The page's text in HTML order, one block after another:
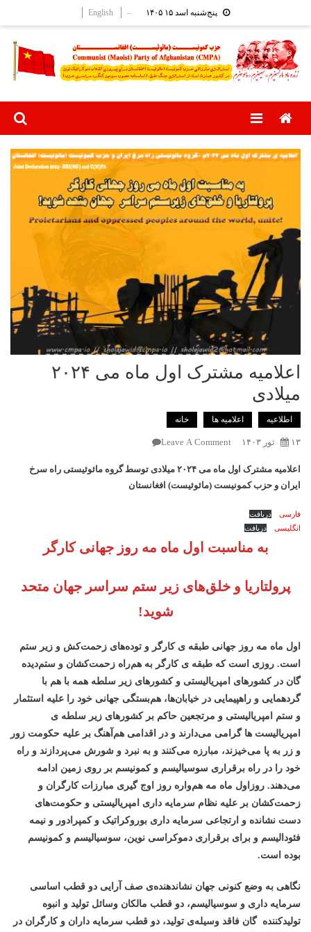
to
content
پنج‌شنبه اسد ۱۵ ۱۴۰۵ –
English
Menu
اعلامیه مشترک اول ماه می ۲۰۲۴
میلادی
اطلاعیه اعلامیه ها خانه
۱۳ ثور ۱۴۰۳ Leave A Comment
مشترک
اول
میلادی
اعلامیه مشترک اول ماه می ۲۰۲۴ میلادی
توسط گروه مائوئیستی راه سرخ
ایران و حزب کمونیست (مائوئیست) افغانستان
فارسی
دریافت
انگلیسی
دریافت
به مناسبت اول ماه مه روز جهانی کارگر
پرولتاریا و خلق‌های زیر ستم سراسر جهان متحد
شوید!
اول ماه مه روز جهانی طبقه ی کارگر و توده‌های زحمت‌کش و زیر ستم
است. روزی است که طبقه ی کارگر به هم‌راه زحمت‌کشان و ستم‌دیده
گان در کشورهای امپریالیستی و کشورهای زیر سلطه همه با هم با
گردهمایی و راهپیمایی در خیابان‌ها، هم‌بستگی جهانی خود را علیه استثمار
و ستم امپریالیستی و مرتجعین حاکم بر کشورهای زیر سلطه ی
امپریالیست ها گرامی می‌دارند و در اقدامی هم‌آهنگ بر علیه حکومت زور
و زر به پا می‌خیزند، مبارزه می‌کنند و به نبرد و شورش می‌پردازند و راه
خود را در راه برقراری سوسیالیسم و کمونیسم بر روی زمین ادامه
می‌دهند. روزاول ماه مه هم‌واره روز اوج گیری مبارزات کارگران و
زحمت‌کشان بر علیه نظام سرمایه داری امپریالیستی و حکومت‌های
دست نشانده و ارتجاعی سرمایه داری بوروکراتیک و کمپرادور و نیمه
فئودالیسم و برای برقراری دموکراسی نوین، سوسیالیسم و کمونیسم
بوده است.
نگاهی به وضع کنونی جهان نشاندهنده‌ی صف آرایی دو قطب اساسی
سرمایه داری و سوسیالیسم، دو قطب مالکان وسائل تولید و انبوه
تولیدکننده گان فاقد وسیله‌ی تولید، دو قطب سرمایه داران و کارگران در